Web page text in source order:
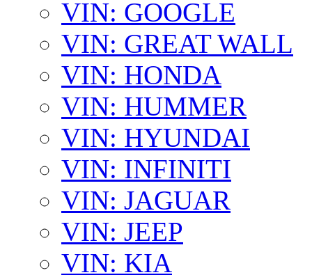
VIN: GOOGLE
VIN: GREAT WALL
VIN: HONDA
VIN: HUMMER
VIN: HYUNDAI
VIN: INFINITI
VIN: JAGUAR
VIN: JEEP
VIN: KIA